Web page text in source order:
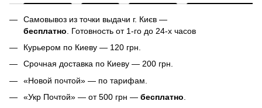
Самовывоз из точки выдачи г. Києв —
бесплатно . Готовность от 1-го до 24-х часов
Курьером по Киеву — 120 грн.
Срочная доставка по Киеву — 200 грн.
«Новой почтой» — по тарифам.
«Укр Почтой» — от 500 грн — бесплатно